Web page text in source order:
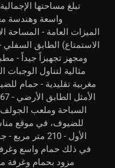
واسعة وهندسة
ومجهز تجهيزاً جيداً -
مثالية لتناول
مغربية تقليدية - حمام
السباحة وملعب الجولف،
للضيوف، في موقع
في ذلك حمام واسع
مزود بحمام